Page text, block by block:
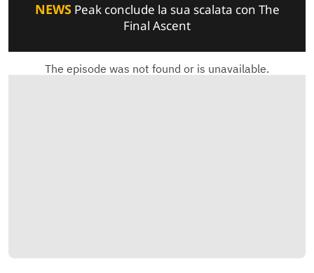
NEWSPeak conclude la sua scalata con The
Final Ascent